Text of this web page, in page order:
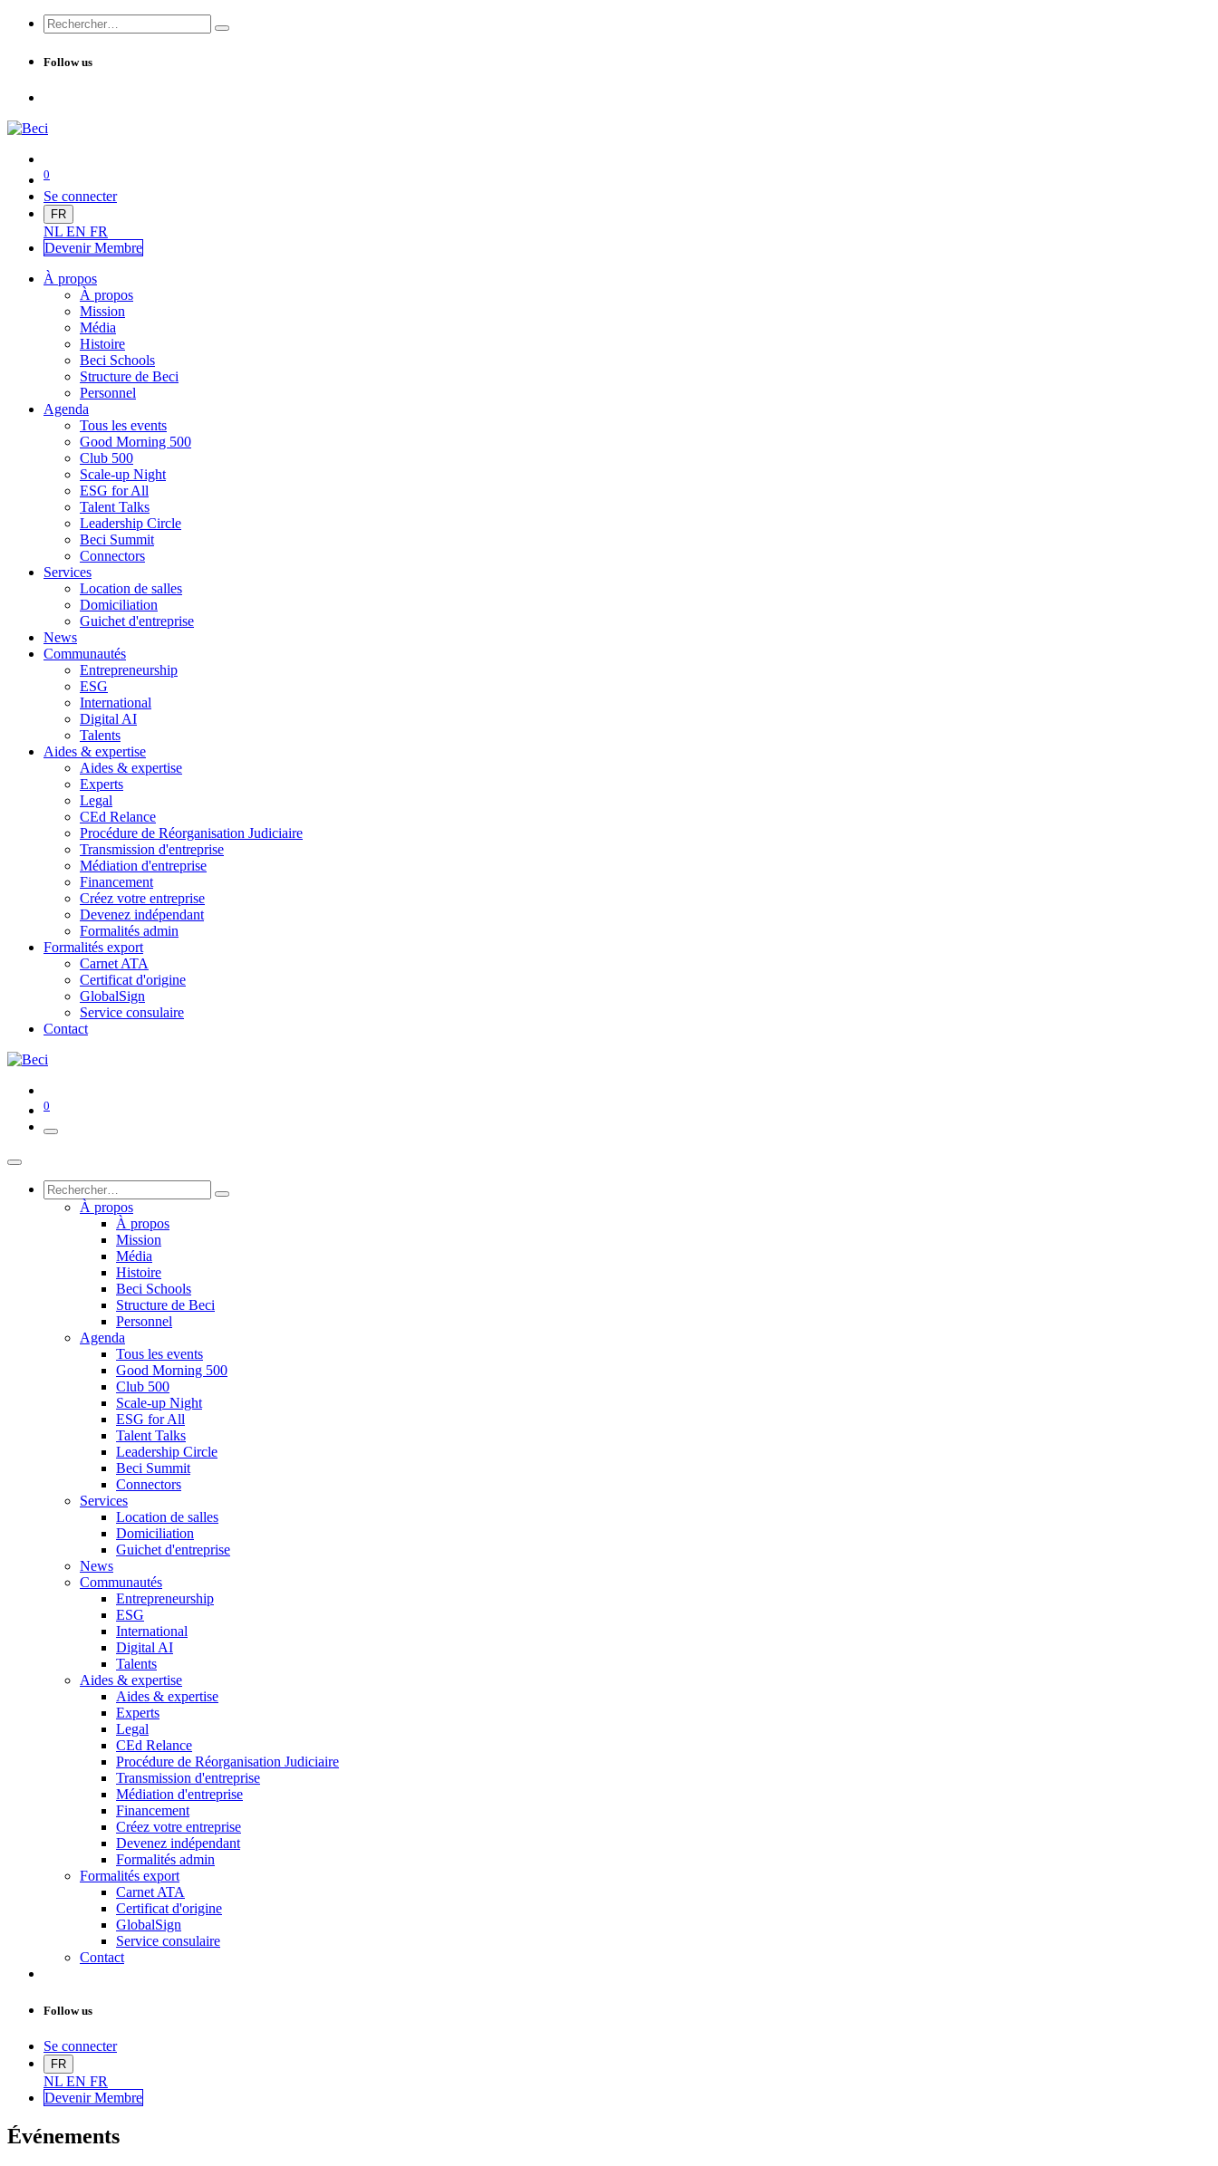
Follow us
0
Se connecter
FR
NL EN FR
Devenir Membre
À propos
À propos
Mission
Média
Histoire
Beci Schools
Structure de Beci
Personnel
Agenda
Tous les events
Good Morning 500
Club 500
Scale-up Night
ESG for All
Talent Talks
Leadership Circle
Beci Summit
Connectors
Services
Location de salles
Domiciliation
Guichet d'entreprise
News
Communautés
Entrepreneurship
ESG
International
Digital AI
Talents
Aides & expertise
Aides & expertise
Experts
Legal
CEd Relance
Procédure de Réorganisation Judiciaire
Transmission d'entreprise
Médiation d'entreprise
Financement
Créez votre entreprise
Devenez indépendant
Formalités admin
Formalités export
Carnet ATA
Certificat d'origine
GlobalSign
Service consulaire
Contact
0
À propos
À propos
Mission
Média
Histoire
Beci Schools
Structure de Beci
Personnel
Agenda
Tous les events
Good Morning 500
Club 500
Scale-up Night
ESG for All
Talent Talks
Leadership Circle
Beci Summit
Connectors
Services
Location de salles
Domiciliation
Guichet d'entreprise
News
Communautés
Entrepreneurship
ESG
International
Digital AI
Talents
Aides & expertise
Aides & expertise
Experts
Legal
CEd Relance
Procédure de Réorganisation Judiciaire
Transmission d'entreprise
Médiation d'entreprise
Financement
Créez votre entreprise
Devenez indépendant
Formalités admin
Formalités export
Carnet ATA
Certificat d'origine
GlobalSign
Service consulaire
Contact
Follow us
Se connecter
FR
NL EN FR
Devenir Membre
Événements